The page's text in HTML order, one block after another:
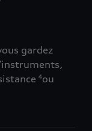
gardez
4ou